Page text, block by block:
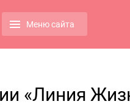
Меню сайта
«Линия